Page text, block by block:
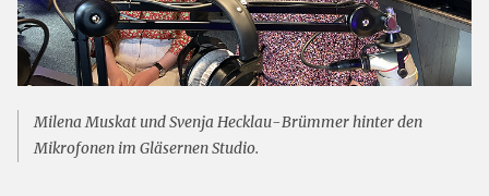
Milena Muskat und Svenja Hecklau-Brümmer hinter den
Mikrofonen im Gläsernen Studio.